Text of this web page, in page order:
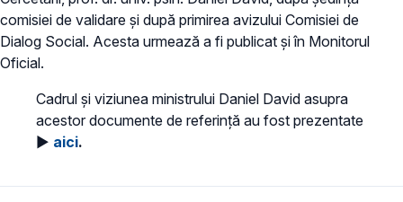
comisiei de validare și după primirea avizului Comisiei de
Dialog Social. Acesta urmează a fi publicat și în Monitorul
Oficial.
Cadrul și viziunea ministrului Daniel David asupra
acestor documente de referință au fost prezentate
► aici.